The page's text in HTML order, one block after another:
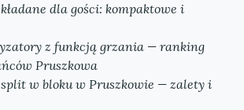
dla gości: kompaktowe i
z funkcją grzania — ranking
Pruszkowa
w bloku w Pruszkowie — zalety i